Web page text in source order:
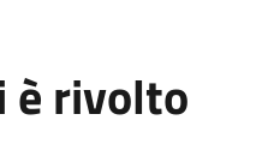
è rivolto